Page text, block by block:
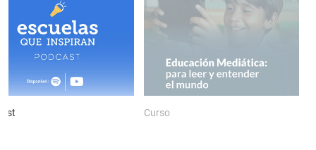
Curso